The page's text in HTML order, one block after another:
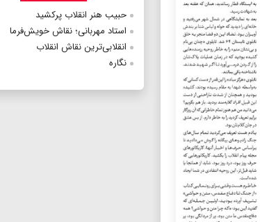
حبیب‌ هنر انقلاب پرکشید
استاد مهربانی؛ نقاش خویش‌فرما
انقلابی‌ترین نقاش انقلاب
نگاره